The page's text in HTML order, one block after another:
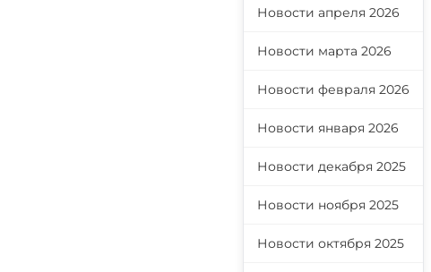
Новости апреля 2026
Новости марта 2026
Новости февраля 2026
Новости января 2026
Новости декабря 2025
Новости ноября 2025
Новости октября 2025